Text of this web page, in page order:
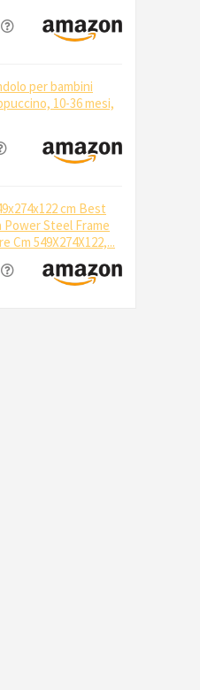
per bambini
10-36 mesi,
cm Best
Power Steel Frame
Cm 549X274X122,...